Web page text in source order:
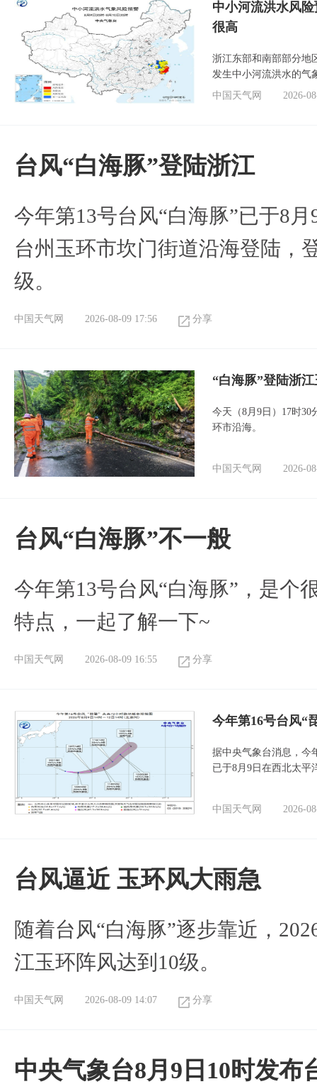
中小河流洪水风
很高
浙江东部和南部部分地
发生中小河流洪水的气
中国天气网
2026-
台风“白海豚”登陆浙江
今年第13号台风“白海豚”已于8
台州玉环市坎门街道沿海登陆，
级。
中国天气网 2026-08-09 17:56 分享
“白海豚”登陆浙
今天（8月9日）17时30
环市沿海。
中国天气网 2026-
台风“白海豚”不一般
今年第13号台风“白海豚”，是个
特点，一起了解一下~
中国天气网 2026-08-09 16:55 分享
今年第16号台风“
据中央气象台消息，今
已于8月9日在西北太平
中国天气网 2026-
台风逼近 玉环风大雨急
随着台风“白海豚”逐步靠近，
江玉环阵风达到10级。
中国天气网 2026-08-09 14:07 分享
中央气象台8月9日10时发布